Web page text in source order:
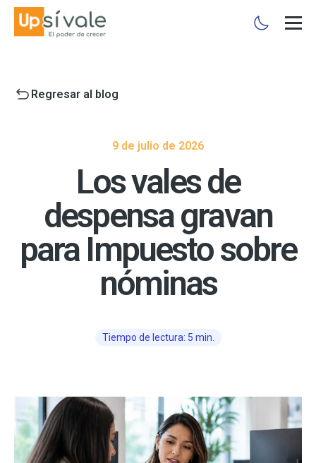
Regresar al blog
9 de julio de 2026
Los vales de
despensa gravan
para Impuesto sobre
nóminas
Tiempo de lectura: 5 min.